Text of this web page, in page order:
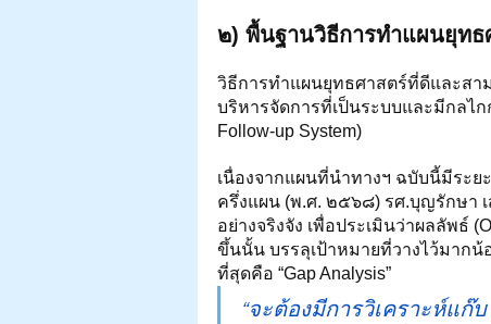
๒) พื้นฐานวิธีการทำแผนยุทธ
วิธีการทำแผนยุทธศาสตร์ที่ดีและสา
บริหารจัดการที่เป็นระบบและมีกลไก
Follow-up System)
เนื่องจากแผนที่นำทางฯ ฉบับนี้มีระย
ครึ่งแผน (พ.ศ. ๒๕๖๘) รศ.บุญรักษา
อย่างจริงจัง เพื่อประเมินว่าผลลัพธ์
ขึ้นนั้น บรรลุเป้าหมายที่วางไว้มาก
ที่สุดคือ “Gap Analysis”
“จะต้องมีการวิเคราะห์แก๊บ